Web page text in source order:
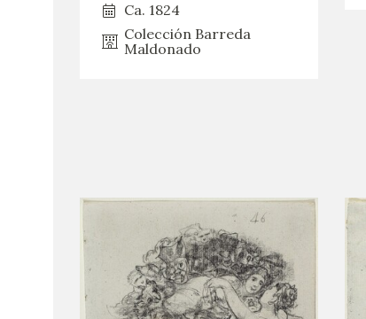
Ca. 1824
Colección Barreda
Maldonado